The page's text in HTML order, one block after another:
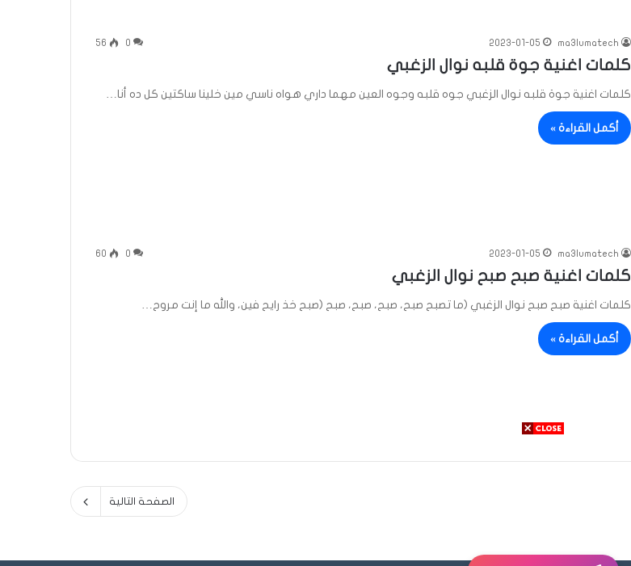
ma3lumatech
2023-01-05
0
56
كلمات اغنية جوة قلبه نوال الزغبي
كلمات اغنية جوة قلبه نوال الزغبي جوه قلبه وجوه العين مهما داري هواه ناسي مين خلينا ساكتين كل ده أنا…
أكمل القراءة »
ma3lumatech
2023-01-05
0
60
كلمات اغنية صبح صبح نوال الزغبي
كلمات اغنية صبح صبح نوال الزغبي (ما تصبح صبح، صبح، صبح، صبح (صبح خذ رايح فين، والله ما إنت مروح…
أكمل القراءة »
الصفحة التالية